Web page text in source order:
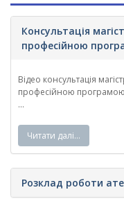
Консультація
професійною
Відео консультація
професійною
...
Читати далі…
Розклад роботи